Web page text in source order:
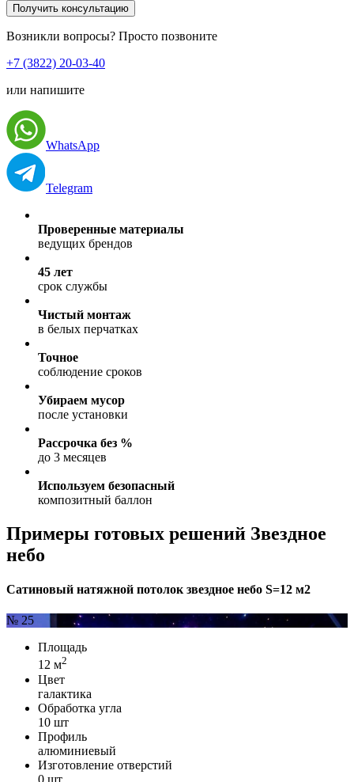
Получить консультацию
Возникли вопросы? Просто позвоните
+7 (3822) 20-03-40
или напишите
WhatsApp
Telegram
Проверенные материалы
ведущих брендов
45 лет
срок службы
Чистый монтаж
в белых перчатках
Точное
соблюдение сроков
Убираем мусор
после установки
Рассрочка без %
до 3 месяцев
Используем безопасный
композитный баллон
Примеры готовых решений Звездное
небо
Сатиновый натяжной потолок звездное небо S=12 м2
№ 25
Площадь
12 м2
Цвет
галактика
Обработка угла
10 шт
Профиль
алюминиевый
Изготовление отверстий
0 шт